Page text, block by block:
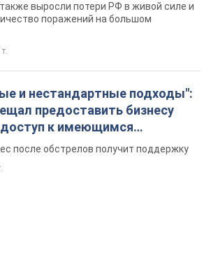
выросли потери РФ в живой силе и
поражений на большом
и нестандартные подходы":
предоставить бизнесу
к имеющимся
после обстрелов получит поддержку